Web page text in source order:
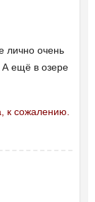
лично очень
А ещё в озере
к сожалению.